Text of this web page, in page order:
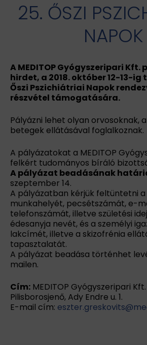
25. ŐSZI
NAPOK
A MEDITOP Gyógyszeripari
hirdet, a 2018. október 12-13-
Őszi Pszichiátriai Napok
részvétel támogatására.
Pályázni lehet olyan orvosoknak,
betegek ellátásával foglalkoznak.
A pályázatokat a MEDITOP
felkért tudományos bíráló
A pályázat beadásának
szeptember 14.
A pályázatban kérjük feltüntetni
munkahelyét, pecsétszámát, e-
telefonszámát, illetve születési
édesanyja nevét, és a személyi
lakcímét, illetve a skizofrénia
tapasztalatát.
A pályázat beadása történhet
mailen.
Cím: MEDITOP Gyógyszeripari
Pilisborosjenő, Ady Endre u. 1.
E-mail cím: